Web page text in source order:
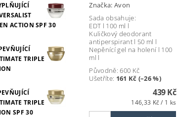
ACTION SPF 30
TRIPLE
TRIPLE
SPF 30
Značka: Avon
Sada obsahuje:
EDT l 100 ml l
Kuličkový deodorant
antiperspirant l 50 ml l
Nepěnící gel na holení l 100
ml l
Původně:600 Kč
Ušetříte: 161 Kč (–26 %)
439 Kč
146,33 Kč / 1 ks